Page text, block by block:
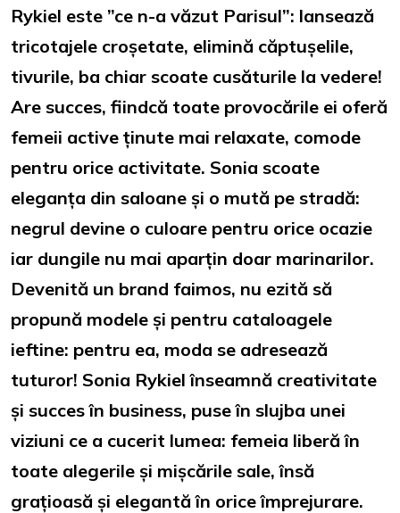
Rykiel este ”ce n-a văzut Parisul”: lansează
tricotajele croșetate, elimină căptușelile,
tivurile, ba chiar scoate cusăturile la vedere!
Are succes, fiindcă toate provocările ei oferă
femeii active ținute mai relaxate, comode
pentru orice activitate. Sonia scoate
eleganța din saloane și o mută pe stradă:
negrul devine o culoare pentru orice ocazie
iar dungile nu mai aparțin doar marinarilor.
Devenită un brand faimos, nu ezită să
propună modele și pentru cataloagele
ieftine: pentru ea, moda se adresează
tuturor! Sonia Rykiel înseamnă creativitate
și succes în business, puse în slujba unei
viziuni ce a cucerit lumea: femeia liberă în
toate alegerile și mișcările sale, însă
grațioasă și elegantă în orice împrejurare.